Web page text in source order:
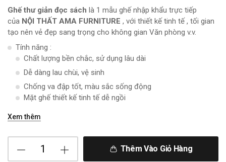
Ghế thư giản đọc sách là 1 mẫu ghế nhập khẩu trực tiếp
của NỘI THẤT AMA FURNITURE , với thiết kế tinh tế , tối gian
tạo nên vẻ đẹp sang trọng cho không gian Văn phòng v.v.
Tính năng :
Chất lượng bền chắc, sử dụng lâu dài
Dễ dàng lau chùi, vệ sinh
Chống va đập tốt, màu sắc sống động
Mặt ghế thiết kế tinh tế dễ ngồi
Xem thêm
Thêm Vào Giỏ Hàng